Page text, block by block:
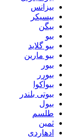
بیزانس
بیسیکر
بیگن
بیو
بیو گلاید
بیو مارین
بیور
بیورر
بیوآکوا
بیوتی بلندر
بیول
طلسم
ثمین
ادهاردی